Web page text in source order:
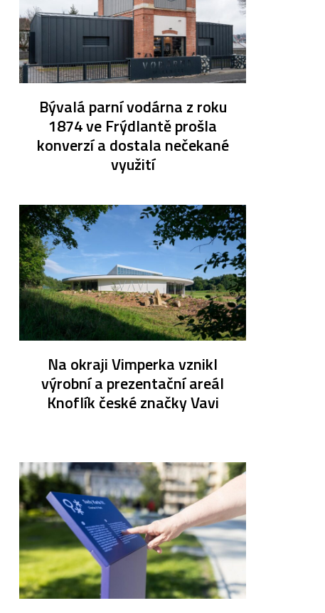
Bývalá parní vodárna z roku
1874 ve Frýdlantě prošla
konverzí a dostala nečekané
využití
Na okraji Vimperka vznikl
výrobní a prezentační areál
Knoflík české značky Vavi